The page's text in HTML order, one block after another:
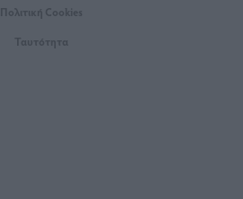
Πολιτική Cookies
Ταυτότητα